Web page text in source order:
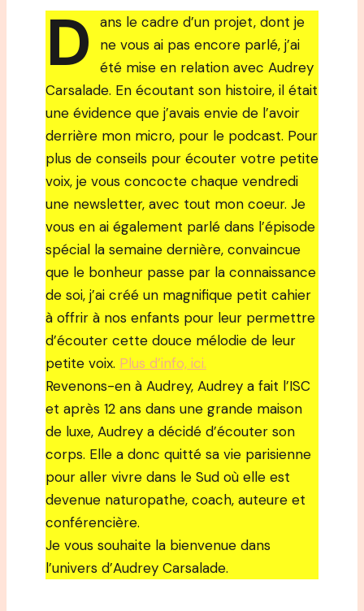
D
ans le cadre d’un projet, dont je
ne vous ai pas encore parlé, j’ai
été mise en relation avec Audrey
Carsalade. En écoutant son histoire, il était
une évidence que j’avais envie de l’avoir
derrière mon micro, pour le podcast. Pour
plus de conseils pour écouter votre petite
voix, je vous concocte chaque vendredi
une newsletter, avec tout mon coeur. Je
vous en ai également parlé dans l’épisode
spécial la semaine dernière, convaincue
que le bonheur passe par la connaissance
de soi, j’ai créé un magnifique petit cahier
à offrir à nos enfants pour leur permettre
d’écouter cette douce mélodie de leur
petite voix. Plus d’info, ici.
Revenons-en à Audrey, Audrey a fait l’ISC
et après 12 ans dans une grande maison
de luxe, Audrey a décidé d’écouter son
corps. Elle a donc quitté sa vie parisienne
pour aller vivre dans le Sud où elle est
devenue naturopathe, coach, auteure et
conférencière.
Je vous souhaite la bienvenue dans
l’univers d’Audrey Carsalade.